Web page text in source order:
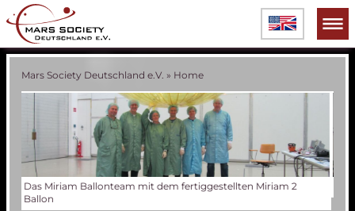
Mars Society Deutschland e.V. » Home
Verschiedene Phasen der Miriam 2 Ballonentwicklung